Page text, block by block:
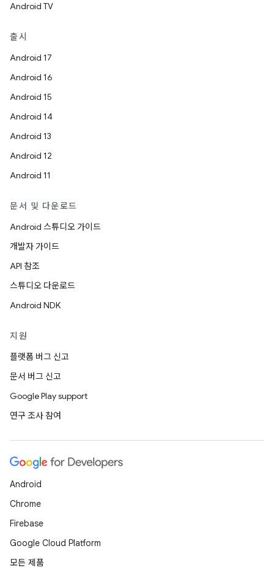
Android TV
출시
Android 17
Android 16
Android 15
Android 14
Android 13
Android 12
Android 11
문서 및 다운로드
Android 스튜디오 가이드
개발자 가이드
API 참조
스튜디오 다운로드
Android NDK
지원
플랫폼 버그 신고
문서 버그 신고
Google Play support
연구 조사 참여
Android
Chrome
Firebase
Google Cloud Platform
모든 제품